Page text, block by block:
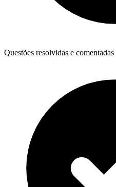
Questões resolvidas e comentadas